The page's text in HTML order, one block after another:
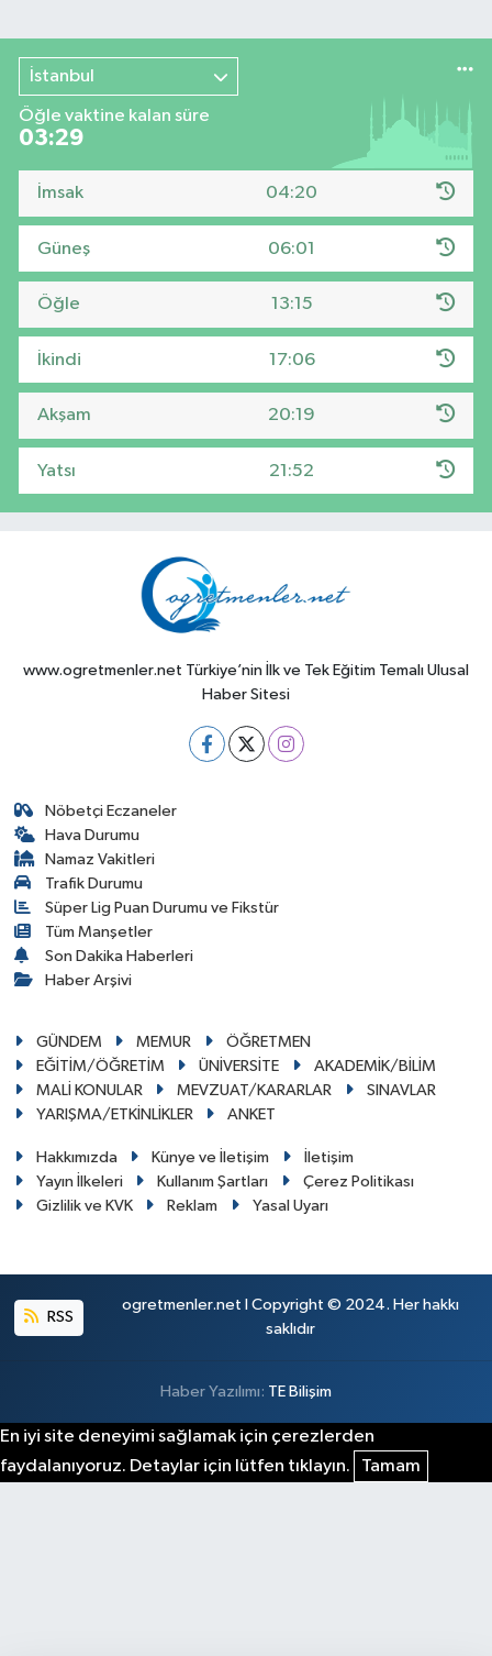
İstanbul
Öğle vaktine kalan süre
03:28
İmsak 04:20
Güneş 06:01
Öğle 13:15
İkindi 17:06
Akşam 20:19
Yatsı 21:52
www.ogretmenler.net Türkiye’nin İlk ve Tek Eğitim Temalı Ulusal
Haber Sitesi
Nöbetçi Eczaneler
Hava Durumu
Namaz Vakitleri
Trafik Durumu
Süper Lig Puan Durumu ve Fikstür
Tüm Manşetler
Son Dakika Haberleri
Haber Arşivi
GÜNDEM MEMUR
ÖĞRETMEN
EĞİTİM/ÖĞRETİM
ÜNİVERSİTE
AKADEMİK/BİLİM
MALİ KONULAR
MEVZUAT/KARARLAR
SINAVLAR
YARIŞMA/ETKİNLİKLER
ANKET
Hakkımızda Künye ve İletişim
İletişim
Yayın İlkeleri
Kullanım Şartları
Çerez Politikası
Gizlilik ve KVK
Reklam Yasal Uyarı
RSS
ogretmenler.net I Copyright © 2024. Her hakkı
saklıdır
Haber Yazılımı: TE Bilişim
En iyi site deneyimi sağlamak için çerezlerden
faydalanıyoruz. Detaylar için lütfen tıklayın.
Tamam